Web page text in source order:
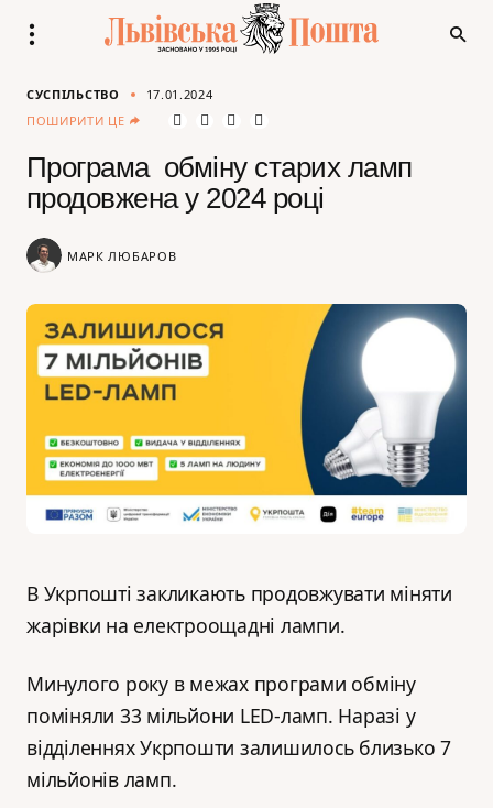
СУСПІЛЬСТВО
17.01.2024
ПОШИРИТИ ЦЕ
Програма обміну старих ламп
продовжена у 2024 році
МАРК ЛЮБАРОВ
В Укрпошті закликають продовжувати міняти
жарівки на електроощадні лампи.
Минулого року в межах програми обміну
поміняли 33 мільйони LED-ламп. Наразі у
відділеннях Укрпошти залишилось близько 7
мільйонів ламп.